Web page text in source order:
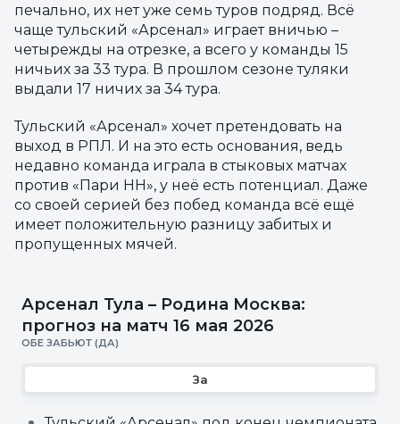
печально, их нет уже семь туров подряд. Всё
чаще тульский «Арсенал» играет вничью –
четырежды на отрезке, а всего у команды 15
ничьих за 33 тура. В прошлом сезоне туляки
выдали 17 ничих за 34 тура.
Тульский «Арсенал» хочет претендовать на
выход в РПЛ. И на это есть основания, ведь
недавно команда играла в стыковых матчах
против «Пари НН», у неё есть потенциал. Даже
со своей серией без побед команда всё ещё
имеет положительную разницу забитых и
пропущенных мячей.
Арсенал Тула – Родина Москва:
прогноз на матч 16 мая 2026
ОБЕ ЗАБЬЮТ (ДА)
За